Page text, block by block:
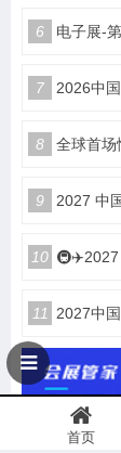
6 电子展-
7 2026中
8 全球首场
9 2027 中
10 🚇✈️2027
11 2027中
首页